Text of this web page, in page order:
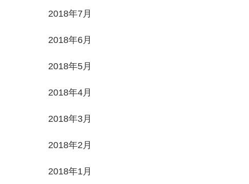
2018年7月
2018年6月
2018年5月
2018年4月
2018年3月
2018年2月
2018年1月